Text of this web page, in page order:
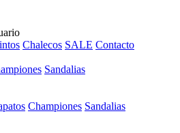
Chalecos SALE Contacto
Sandalias
Championes Sandalias